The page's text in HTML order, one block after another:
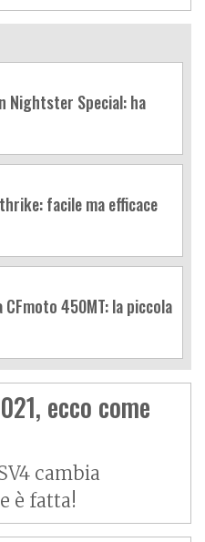
Nightster Special: ha
facile ma efficace
450MT: la piccola
ecco come
cambia
è fatta!